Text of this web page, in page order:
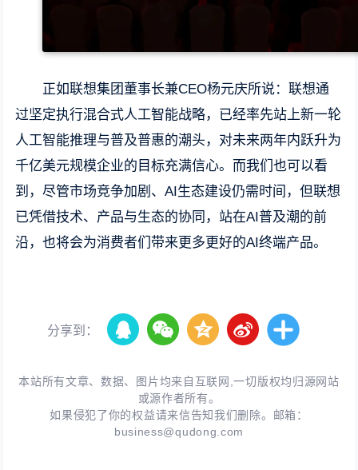
正如联想集团董事长兼CEO杨元庆所说：联想通
过坚定执行混合式人工智能战略，已经率先站上新一轮
人工智能推理与普及普惠的潮头，对未来两年内跃升为
千亿美元规模企业的目标充满信心。而我们也可以看
到，尽管市场竞争加剧、AI生态建设仍需时间，但联想
已凭借技术、产品与生态的协同，站在AI普及潮的前
沿，也将会为消费者们带来更多更好的AI终端产品。
分享到：
本站所有文章、数据、图片均来自互联网,一切版权均归源网站
或源作者所有。
如果侵犯了你的权益请来信告知我们删除。邮箱：
business@qudong.com